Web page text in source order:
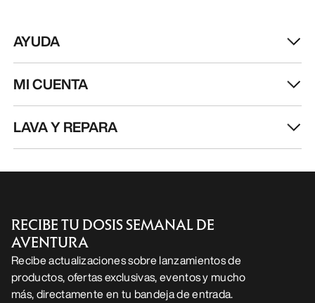
AYUDA
MI CUENTA
LAVA Y REPARA
RECIBE TU DOSIS SEMANAL DE
AVENTURA
Recibe actualizaciones sobre lanzamientos de
productos, ofertas exclusivas, eventos y mucho
más, directamente en tu bandeja de entrada.